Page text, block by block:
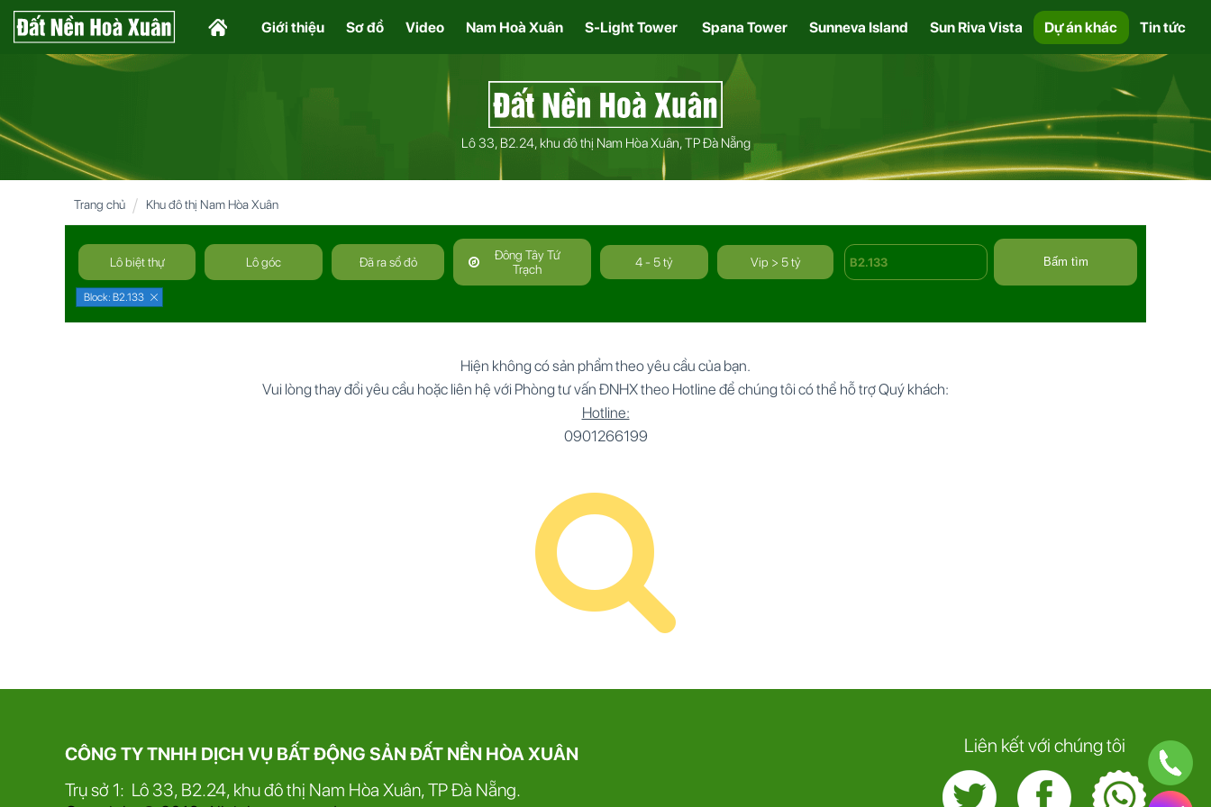
Lô 33, B2.24, khu đô thị Nam Hòa Xuân, TP Đà Nẵng
Giới thiệu Sơ đồ Video Nam Hoà Xuân S-Light Tower Spana Tower Sunneva Island Sun Riva Vista Dự án khác Tin tức
Trang chủ Khu đô thị Nam Hòa Xuân
Lô biệt thự Lô góc Đã ra sổ đỏ
Đông Tây Tứ
Trạch
4 - 5 tỷ Vip > 5 tỷ Bấm tìm
Block: B2.133
Hiện không có sản phẩm theo yêu cầu của bạn.
Vui lòng thay đổi yêu cầu hoặc liên hệ với Phòng tư vấn ĐNHX theo Hotline để chúng tôi có thể hỗ trợ Quý khách:
Hotline:
0901266199
CÔNG TY TNHH DỊCH VỤ BẤT ĐỘNG SẢN ĐẤT NỀN HÒA XUÂN
Trụ sở 1: Lô 33, B2.24, khu đô thị Nam Hòa Xuân, TP Đà Nẵng.
Liên kết với chúng tôi